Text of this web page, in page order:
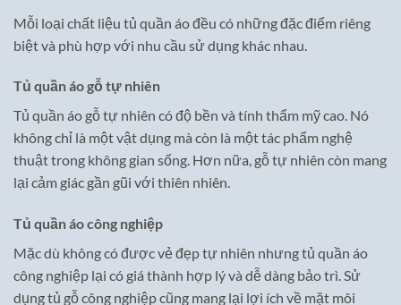
Mỗi loại chất liệu tủ quần áo đều có những đặc điểm riêng
biệt và phù hợp với nhu cầu sử dụng khác nhau.
Tủ quần áo gỗ tự nhiên
Tủ quần áo gỗ tự nhiên có độ bền và tính thẩm mỹ cao. Nó
không chỉ là một vật dụng mà còn là một tác phẩm nghệ
thuật trong không gian sống. Hơn nữa, gỗ tự nhiên còn mang
lại cảm giác gần gũi với thiên nhiên.
Tủ quần áo công nghiệp
Mặc dù không có được vẻ đẹp tự nhiên nhưng tủ quần áo
công nghiệp lại có giá thành hợp lý và dễ dàng bảo trì. Sử
dụng tủ gỗ công nghiệp cũng mang lại lợi ích về mặt môi